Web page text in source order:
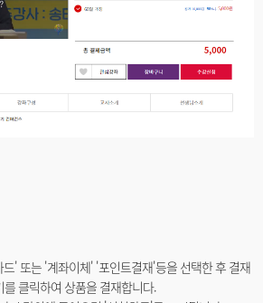
' 또는 '계좌이체' '포인트결재'등을 선택한 후 결재
를 클릭하여 상품을 결재합니다.